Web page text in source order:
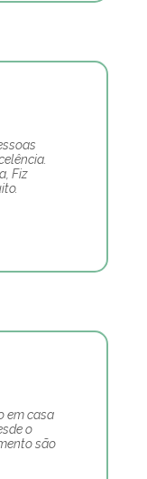
Fiz
em casa
o
são